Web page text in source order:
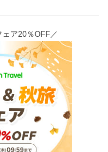
ア20％OFF／